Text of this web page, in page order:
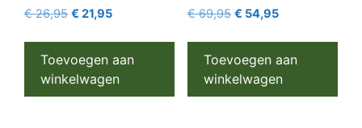
€26,95 € 21,95
Toevoegen aan
winkelwagen
€69,95 € 54,95
Toevoegen aan
winkelwagen